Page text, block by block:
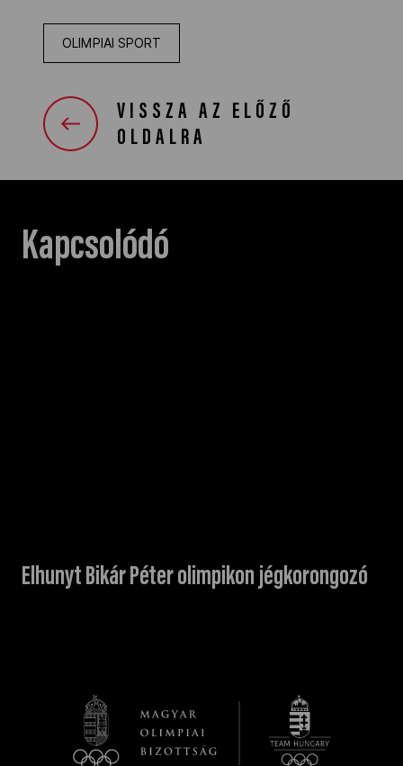
OLIMPIAI SPORT
VISSZA AZ ELŐZŐ
OLDALRA
Kapcsolódó
Elhunyt Bikár Péter olimpikon jégkorongozó